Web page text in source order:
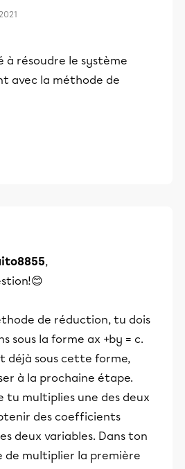
à résoudre le système
avec la méthode de
,
de réduction, tu dois
sous la forme ax +by = c.
déjà sous cette forme,
à la prochaine étape.
tu multiplies une des deux
des coefficients
deux variables. Dans ton
de multiplier la première